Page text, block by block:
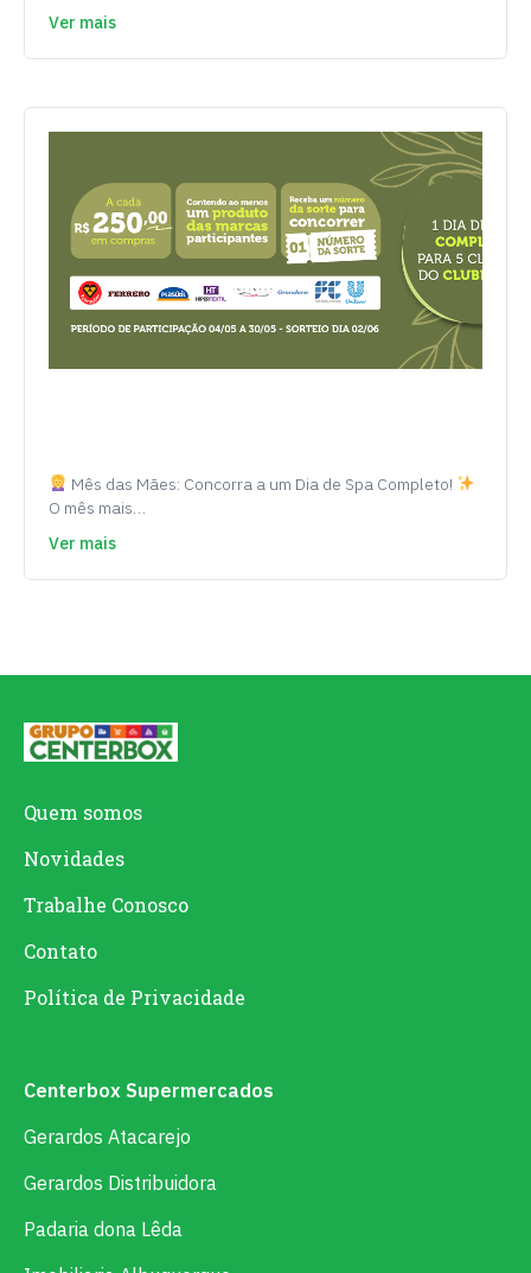
Ver mais
Mês das Mães: Concorra a um Dia de Spa Completo!
O mês mais…
Ver mais
Quem somos
Novidades
Trabalhe Conosco
Contato
Política de Privacidade
Centerbox Supermercados
Gerardos Atacarejo
Gerardos Distribuidora
Padaria dona Lêda